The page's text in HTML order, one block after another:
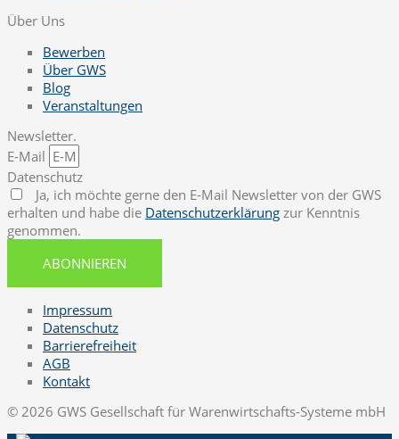
Über Uns
Bewerben
Über GWS
Blog
Veranstaltungen
Newsletter.
E-Mail
Datenschutz
Ja, ich möchte gerne den E-Mail Newsletter von der GWS
erhalten und habe die Datenschutzerklärung zur Kenntnis
genommen.
ABONNIEREN
Impressum
Datenschutz
Barrierefreiheit
AGB
Kontakt
© 2026 GWS Gesellschaft für Warenwirtschafts-Systeme mbH